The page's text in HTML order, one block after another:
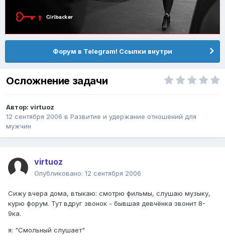
Форум в Telegram! Ссылки внутри
Осложнение задачи
Автор: virtuoz
12 сентября 2006 в Pазвитие и удержание отношений для
мужчин
virtuoz
Опубликовано: 12 сентября 2006
Сижу вчера дома, втыкаю: смотрю фильмы, слушаю музыку,
курю форум. Тут вдруг звонок - бывшая девчёнка звонит 8-
9ка.
я: "Смольный слушает"